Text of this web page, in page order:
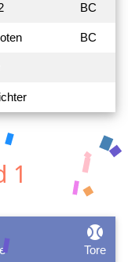
BC
BC
1
sports_baseball
Tore